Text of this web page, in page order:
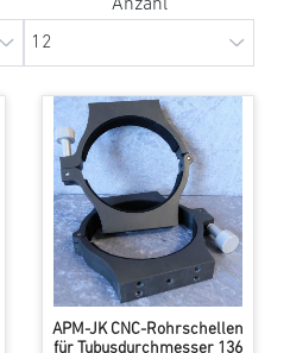
Anzahl
APM-JK CNC-Rohrschellen
für Tubusdurchmesser 136